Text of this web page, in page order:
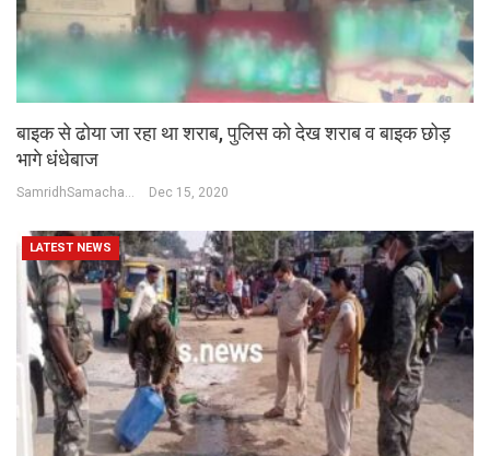
बाइक से ढोया जा रहा था शराब, पुलिस को देख शराब व बाइक छोड़
भागे धंधेबाज
Dec 15, 2020
LATEST NEWS